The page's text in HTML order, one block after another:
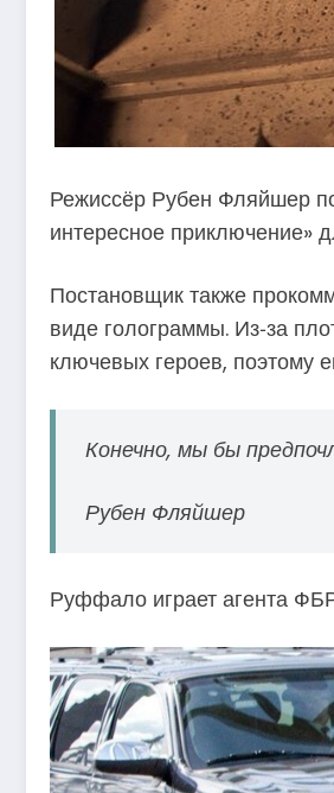
Режиссёр Рубен Фляйшер
интересное приключение»
Постановщик также
виде голограммы. Из‑за
ключевых героев, поэтому
Конечно, мы бы
Рубен Фляйшер
Руффало играет агента